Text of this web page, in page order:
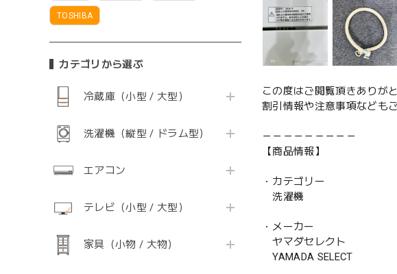
TOSHIBA
カテゴリから選ぶ
冷蔵庫（小型 / 大型）
洗濯機（縦型 / ドラム型）
エアコン
テレビ（小型 / 大型）
家具（小物 / 大物）
この度はご閲覧頂きありが
割引情報や注意事項なども
－－－－－－－－－
【商品情報】
・カテゴリー
洗濯機
・メーカー
ヤマダセレクト
YAMADA SELECT